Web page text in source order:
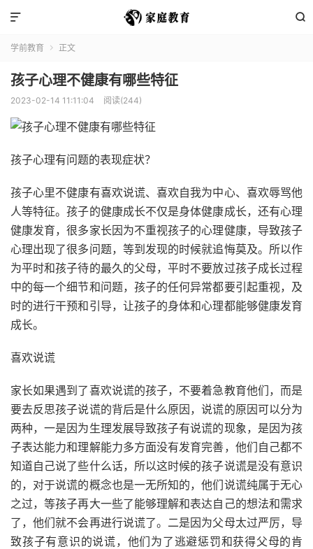


学前教育  正文
孩子心理不健康有哪些特征
2023-02-14 11:11:04 阅读(244)
孩子心理有问题的表现症状？
孩子心里不健康有喜欢说谎、喜欢自我为中心、喜欢辱骂他
人等特征。孩子的健康成长不仅是身体健康成长，还有心理
健康发育，很多家长因为不重视孩子的心理健康，导致孩子
心理出现了很多问题，等到发现的时候就追悔莫及。所以作
为平时和孩子待的最久的父母，平时不要放过孩子成长过程
中的每一个细节和问题，孩子的任何异常都要引起重视，及
时的进行干预和引导，让孩子的身体和心理都能够健康发育
成长。
喜欢说谎
家长如果遇到了喜欢说谎的孩子，不要着急教育他们，而是
要去反思孩子说谎的背后是什么原因，说谎的原因可以分为
两种，一是因为生理发展导致孩子有说谎的现象，是因为孩
子表达能力和理解能力多方面没有发育完善，他们自己都不
知道自己说了些什么话，所以这时候的孩子说谎是没有意识
的，对于说谎的概念也是一无所知的，他们说谎纯属于无心
之过，等孩子再大一些了能够理解和表达自己的想法和需求
了，他们就不会再进行说谎了。二是因为父母太过严厉，导
致孩子有意识的说谎，他们为了逃避惩罚和获得父母的肯